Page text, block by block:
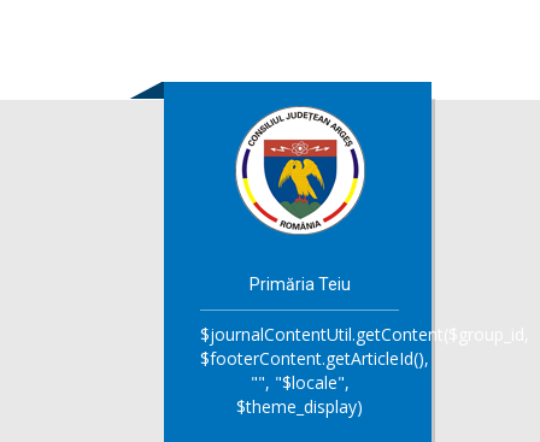
Primăria Teiu
$journalContentUtil.getContent($group_id,
$footerContent.getArticleId(),
"", "$locale",
$theme_display)